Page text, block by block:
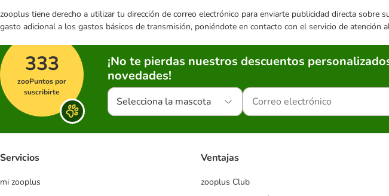
zooplus tiene derecho a utilizar tu dirección de correo electrónico para enviarte publicidad directa
gasto adicional a los gastos básicos de transmisión, poniéndote en contacto con el servicio de atención
333
zooPuntos por
suscribirte
¡No te pierdas nuestros descuentos
novedades!
Selecciona la mascota
Servicios
mi zooplus
Ventajas
zooplus Club